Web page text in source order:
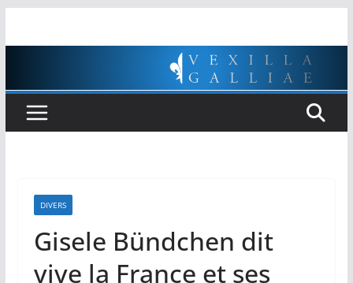
DIVERS
Gisele Bündchen dit
vive la France et ses